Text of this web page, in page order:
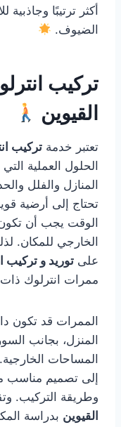
أكثر ترتيبًا
الضيوف.
تركيب
القيوين
تعتبر خدمة تركيب
الحلول العملية
المنازل والفلل
تحتاج إلى أرضية
الوقت يجب أن
الخارجي للمكان.
على توريد و تركيب
ممرات انترلوك
الممرات قد تكون
المنزل، بجانب
المساحات
إلى تصميم مناسب
وطريقة التركيب.
القيوين بدراسة